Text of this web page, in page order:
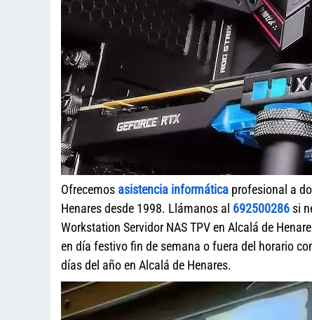
Ofrecemos asistencia informática profesional a
Henares desde 1998. Llámanos al 692500286 si
Workstation Servidor NAS TPV en Alcalá de
en día festivo fin de semana o fuera del horario
días del año en Alcalá de Henares.